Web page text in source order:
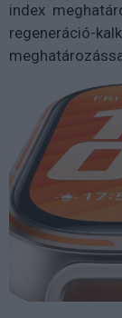
index